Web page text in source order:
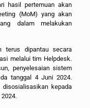
hasil pertemuan akan
(MoM) yang akan
dalam melakukan
terus dipantau secara
melalui tim Helpdesk.
penyelesaian sistem
tanggal 4 Juni 2024.
kepada